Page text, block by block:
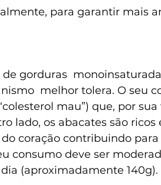
para garantir mais
gorduras
melhor tolera. O seu
mau”) que, por
lado, os abacates são ricos
coração contribuindo
consumo deve ser
(aproximadamente 140g).